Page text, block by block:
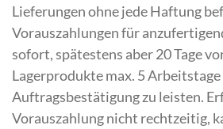
Lieferungen ohne jede Haftung
Vorauszahlungen für
sofort, spätestens aber 20 Tage
Lagerprodukte max. 5 Arbeitstage
Auftragsbestätigung zu leisten.
Vorauszahlung nicht rechtzeitig,